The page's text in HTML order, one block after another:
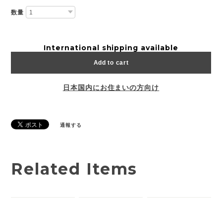
数量
International shipping available
Add to cart
日本国内にお住まいの方向け
通報する
Related Items